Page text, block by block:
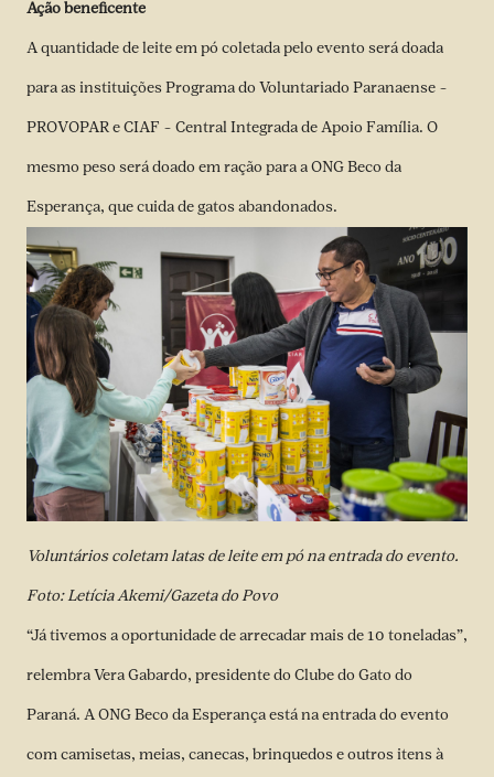
Ação beneficente
A quantidade de leite em pó coletada pelo evento será doada
para as instituições Programa do Voluntariado Paranaense –
PROVOPAR e CIAF – Central Integrada de Apoio Família. O
mesmo peso será doado em ração para a ONG Beco da
Esperança, que cuida de gatos abandonados.
Voluntários coletam latas de leite em pó na entrada do evento.
Foto: Letícia Akemi/Gazeta do Povo
“Já tivemos a oportunidade de arrecadar mais de 10 toneladas”,
relembra Vera Gabardo, presidente do Clube do Gato do
Paraná. A ONG Beco da Esperança está na entrada do evento
com camisetas, meias, canecas, brinquedos e outros itens à